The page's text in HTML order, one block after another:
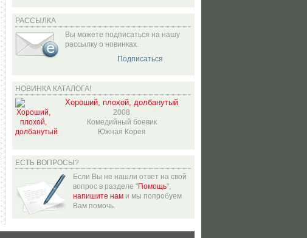
РАССЫЛКА
Вы можете подписаться на нашу
рассылку о новинках.
Подписаться
НОВИНКА КАТАЛОГА!
Хороший, плохой, долбанутый
2008
Комедийный боевик
Южная Корея
ЕСТЬ ВОПРОСЫ?
Если Вы не нашли ответ на свой
вопрос в разделе "Помощь",
напишите нам и мы попробуем
Вам помочь.